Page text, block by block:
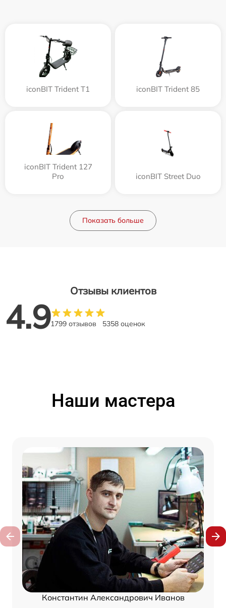
iconBIT Trident T1 iconBIT Trident 85
iconBIT Trident 127
Pro
iconBIT Street Duo
Показать больше
Отзывы клиентов
4.91799 отзывов 5358 оценок
Наши мастера
Константин Александрович Иванов